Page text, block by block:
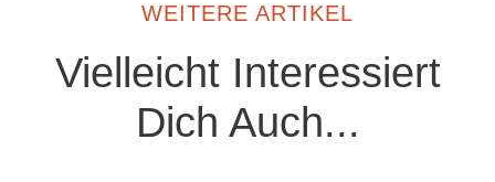
WEITERE ARTIKEL
Vielleicht Interessiert
Dich Auch...